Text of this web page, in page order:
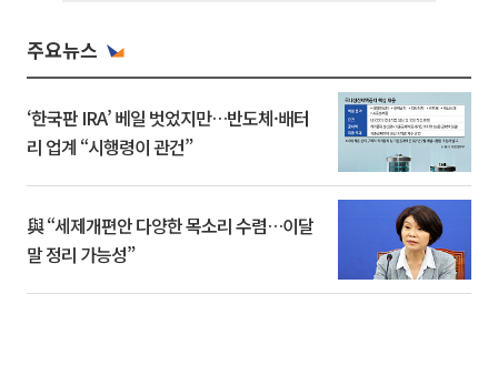
주요뉴스
‘한국판 IRA’ 베일 벗었지만…반도체·배터
리 업계 “시행령이 관건”
與 “세제개편안 다양한 목소리 수렴…이달
말 정리 가능성”